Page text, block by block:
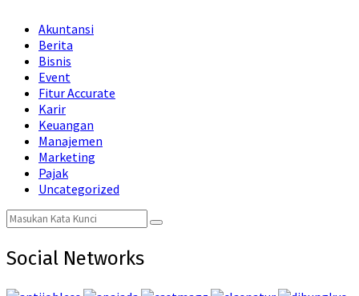
Akuntansi
Berita
Bisnis
Event
Fitur Accurate
Karir
Keuangan
Manajemen
Marketing
Pajak
Uncategorized
Search
for:
Search
Social Networks